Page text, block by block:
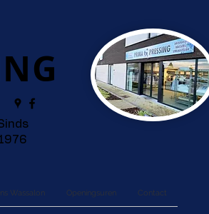
Wassalon Openingsuren Contact